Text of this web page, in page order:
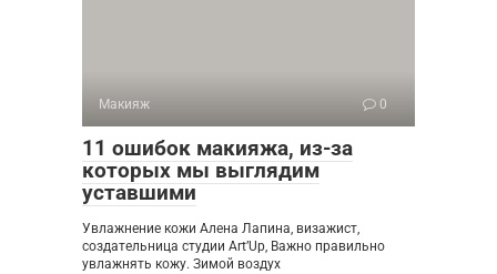
Макияж 0
11 ошибок макияжа, из-за
которых мы выглядим
уставшими
Увлажнение кожи Алена Лапина, визажист,
создательница студии Art’Up, Важно правильно
увлажнять кожу. Зимой воздух